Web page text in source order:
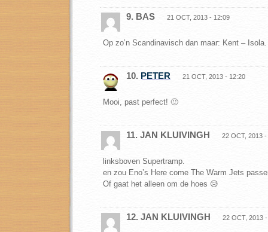
9. BAS 21 OCT, 2013 - 12:09
Op zo’n Scandinavisch dan maar: Kent – Isola.
10. PETER 21 OCT, 2013 - 12:20
Mooi, past perfect! 🙂
11. JAN KLUIVINGH 22 OCT, 2013 -
linksboven Supertramp.
en zou Eno’s Here come The Warm Jets
Of gaat het alleen om de hoes 😥
12. JAN KLUIVINGH 22 OCT, 2013